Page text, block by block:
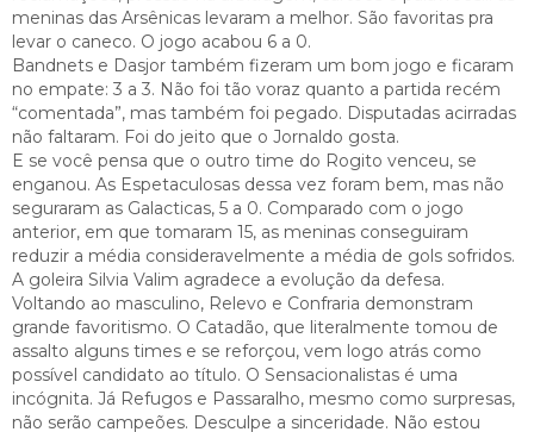
meninas das Arsênicas levaram a melhor. São favoritas pra
levar o caneco. O jogo acabou 6 a 0.
Bandnets e Dasjor também fizeram um bom jogo e ficaram
no empate: 3 a 3. Não foi tão voraz quanto a partida recém
“comentada”, mas também foi pegado. Disputadas acirradas
não faltaram. Foi do jeito que o Jornaldo gosta.
E se você pensa que o outro time do Rogito venceu, se
enganou. As Espetaculosas dessa vez foram bem, mas não
seguraram as Galacticas, 5 a 0. Comparado com o jogo
anterior, em que tomaram 15, as meninas conseguiram
reduzir a média consideravelmente a média de gols sofridos.
A goleira Silvia Valim agradece a evolução da defesa.
Voltando ao masculino, Relevo e Confraria demonstram
grande favoritismo. O Catadão, que literalmente tomou de
assalto alguns times e se reforçou, vem logo atrás como
possível candidato ao título. O Sensacionalistas é uma
incógnita. Já Refugos e Passaralho, mesmo como surpresas,
não serão campeões. Desculpe a sinceridade. Não estou